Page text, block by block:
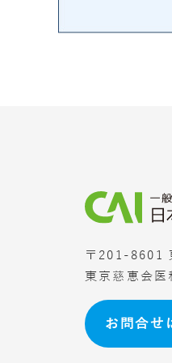
〒201-8601
東京慈恵会
お問合せ